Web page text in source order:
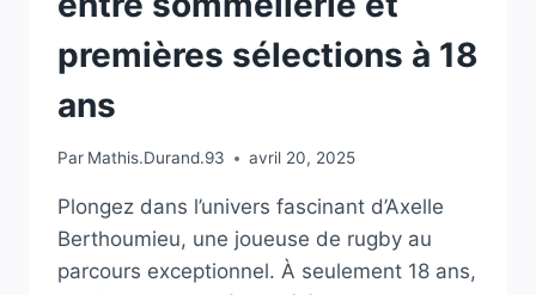
premières sélections à 18
ans
Par Mathis.Durand.93 avril 20, 2025
Plongez dans l’univers fascinant d’Axelle
Berthoumieu, une joueuse de rugby au
parcours exceptionnel. À seulement 18 ans,